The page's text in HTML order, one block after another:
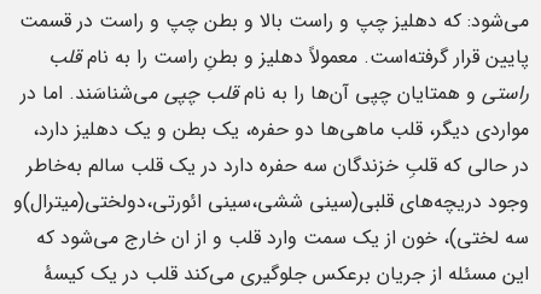
می‌شود: که دهلیز چپ و راست بالا و بطن چپ و راست در قسمت
پایین قرار گرفته‌است. معمولاً دهلیز و بطنِ راست را به نامقلب
راستی و همتایان چپی آن‌ها را به نامقلب چپی می‌شناسَند. اما در
مواردی دیگر، قلب ماهی‌ها دو حفره، یک بطن و یک دهلیز دارد،
در حالی که قلبِ خزندگان سه حفره دارد در یک قلب سالم به‌خاطر
وجود دریچه‌های قلبی(سینی ششی،سینی ائورتی،دولختی(میترال)و
سه لختی)، خون از یک سمت وارد قلب و از ان خارج می‌شود که
این مسئله از جریان برعکس جلوگیری می‌کند قلب در یک کیسهٔ